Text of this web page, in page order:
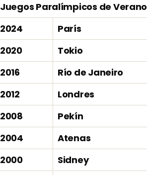
Juegos Paralímpicos de Verano
2024
París
2020
Tokio
2016
Río de Janeiro
2012
Londres
2008
Pekín
2004
Atenas
2000
Sidney